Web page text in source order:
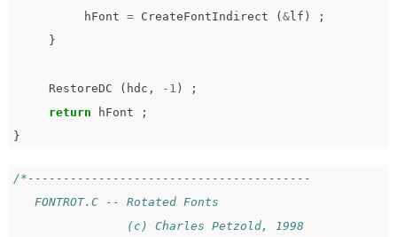
hFont = CreateFontIndirect ( & lf )
;
}
RestoreDC ( hdc , - 1 )
;
return
hFont
;
}
/*----------------------------------------